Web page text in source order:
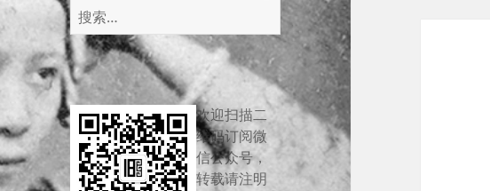
搜
索：
欢迎扫描二
维码订阅微
信公众号，
转载请注明